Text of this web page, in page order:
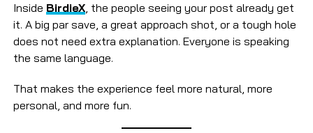
Inside BirdieX, the people seeing your post already get
it. A big par save, a great approach shot, or a tough hole
does not need extra explanation. Everyone is speaking
the same language.
That makes the experience feel more natural, more
personal, and more fun.